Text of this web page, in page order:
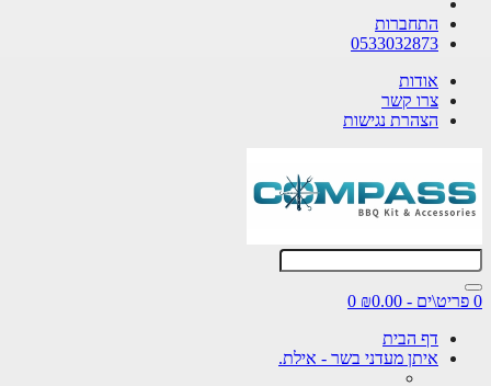
התחברות
0533032873
אודות
צרו קשר
הצהרת נגישות
0 פריט\ים - ₪0.00
0
דף הבית
איתן מעדני בשר - אילת.